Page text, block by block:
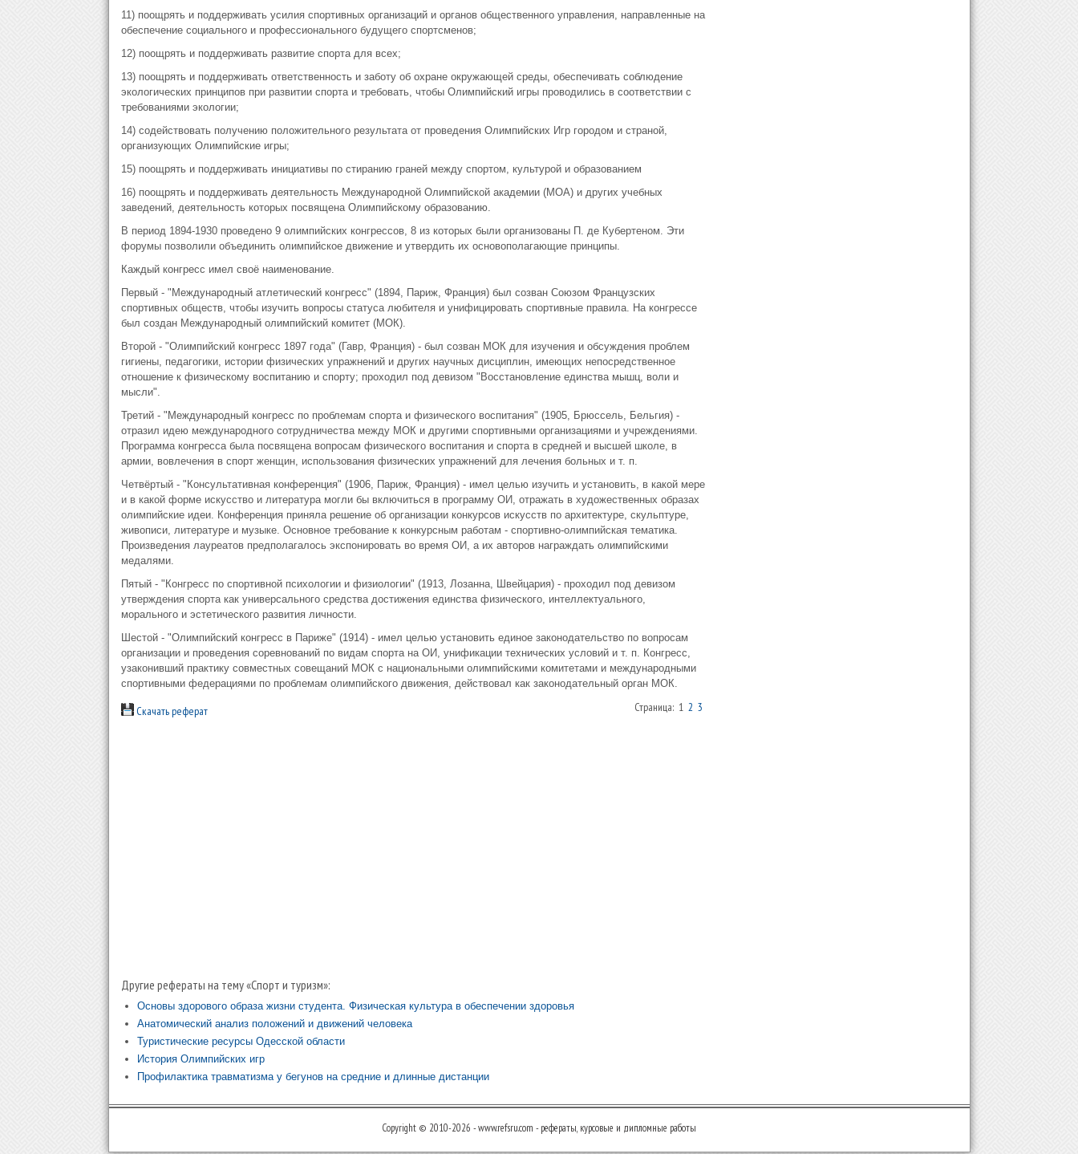
11) поощрять и поддерживать усилия спортивных организаций и органов общественного управления, направленные на
обеспечение социального и профессионального будущего спортсменов;
12) поощрять и поддерживать развитие спорта для всех;
13) поощрять и поддерживать ответственность и заботу об охране окружающей среды, обеспечивать соблюдение
экологических принципов при развитии спорта и требовать, чтобы Олимпийский игры проводились в соответствии с
требованиями экологии;
14) содействовать получению положительного результата от проведения Олимпийских Игр городом и страной,
организующих Олимпийские игры;
15) поощрять и поддерживать инициативы по стиранию граней между спортом, культурой и образованием
16) поощрять и поддерживать деятельность Международной Олимпийской академии (МОА) и других учебных
заведений, деятельность которых посвящена Олимпийскому образованию.
В период 1894-1930 проведено 9 олимпийских конгрессов, 8 из которых были организованы П. де Кубертеном. Эти
форумы позволили объединить олимпийское движение и утвердить их основополагающие принципы.
Каждый конгресс имел своё наименование.
Первый - "Международный атлетический конгресс" (1894, Париж, Франция) был созван Союзом Французских
спортивных обществ, чтобы изучить вопросы статуса любителя и унифицировать спортивные правила. На конгрессе
был создан Международный олимпийский комитет (МОК).
Второй - "Олимпийский конгресс 1897 года" (Гавр, Франция) - был созван МОК для изучения и обсуждения проблем
гигиены, педагогики, истории физических упражнений и других научных дисциплин, имеющих непосредственное
отношение к физическому воспитанию и спорту; проходил под девизом "Восстановление единства мышц, воли и
мысли".
Третий - "Международный конгресс по проблемам спорта и физического воспитания" (1905, Брюссель, Бельгия) -
отразил идею международного сотрудничества между МОК и другими спортивными организациями и учреждениями.
Программа конгресса была посвящена вопросам физического воспитания и спорта в средней и высшей школе, в
армии, вовлечения в спорт женщин, использования физических упражнений для лечения больных и т. п.
Четвёртый - "Консультативная конференция" (1906, Париж, Франция) - имел целью изучить и установить, в какой мере
и в какой форме искусство и литература могли бы включиться в программу ОИ, отражать в художественных образах
олимпийские идеи. Конференция приняла решение об организации конкурсов искусств по архитектуре, скульптуре,
живописи, литературе и музыке. Основное требование к конкурсным работам - спортивно-олимпийская тематика.
Произведения лауреатов предполагалось экспонировать во время ОИ, а их авторов награждать олимпийскими
медалями.
Пятый - "Конгресс по спортивной психологии и физиологии" (1913, Лозанна, Швейцария) - проходил под девизом
утверждения спорта как универсального средства достижения единства физического, интеллектуального,
морального и эстетического развития личности.
Шестой - "Олимпийский конгресс в Париже" (1914) - имел целью установить единое законодательство по вопросам
организации и проведения соревнований по видам спорта на ОИ, унификации технических условий и т. п. Конгресс,
узаконивший практику совместных совещаний МОК с национальными олимпийскими комитетами и международными
спортивными федерациями по проблемам олимпийского движения, действовал как законодательный орган МОК.
Скачать реферат Страница: 1 2 3
Другие рефераты на тему «Спорт и туризм»:
Основы здорового образа жизни студента. Физическая культура в обеспечении здоровья
Анатомический анализ положений и движений человека
Туристические ресурсы Одесской области
История Олимпийских игр
Профилактика травматизма у бегунов на средние и длинные дистанции
Copyright © 2010-2026 - www.refsru.com - рефераты, курсовые и дипломные работы